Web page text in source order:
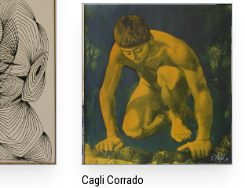
Cagli Corrado